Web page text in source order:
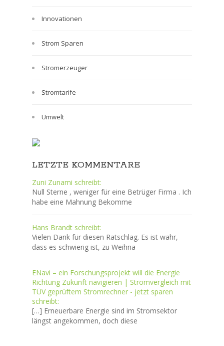
Innovationen
Strom Sparen
Stromerzeuger
Stromtarife
Umwelt
LETZTE KOMMENTARE
Zuni Zunami schreibt:
Null Sterne , weniger für eine Betrüger Firma . Ich
habe eine Mahnung Bekomme
Hans Brandt schreibt:
Vielen Dank für diesen Ratschlag. Es ist wahr,
dass es schwierig ist, zu Weihna
ENavi – ein Forschungsprojekt will die Energie
Richtung Zukunft navigieren | Stromvergleich mit
TÜV geprüftem Stromrechner - jetzt sparen
schreibt:
[…] Erneuerbare Energie sind im Stromsektor
längst angekommen, doch diese